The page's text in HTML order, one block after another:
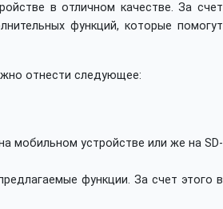
в отличном качестве. За счет
функций, которые помогут
отнести следующее:
мобильном устройстве или же на SD-
функции. За счет этого в